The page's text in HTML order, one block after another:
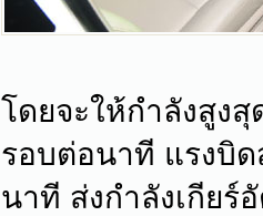
โดยจะให้กำลังสูง
รอบต่อนาที แรงบิ
นาที ส่งกำลังเกียร์